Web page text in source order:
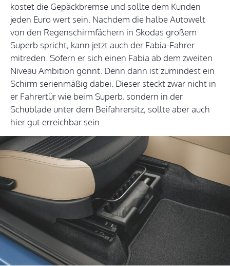
kostet die Gepäckbremse und sollte dem Kunden
jeden Euro wert sein. Nachdem die halbe Autowelt
von den Regenschirmfächern in Skodas großem
Superb spricht, kann jetzt auch der Fabia-Fahrer
mitreden. Sofern er sich einen Fabia ab dem zweiten
Niveau Ambition gönnt. Denn dann ist zumindest ein
Schirm serienmäßig dabei. Dieser steckt zwar nicht in
er Fahrertür wie beim Superb, sondern in der
Schublade unter dem Beifahrersitz, sollte aber auch
hier gut erreichbar sein.